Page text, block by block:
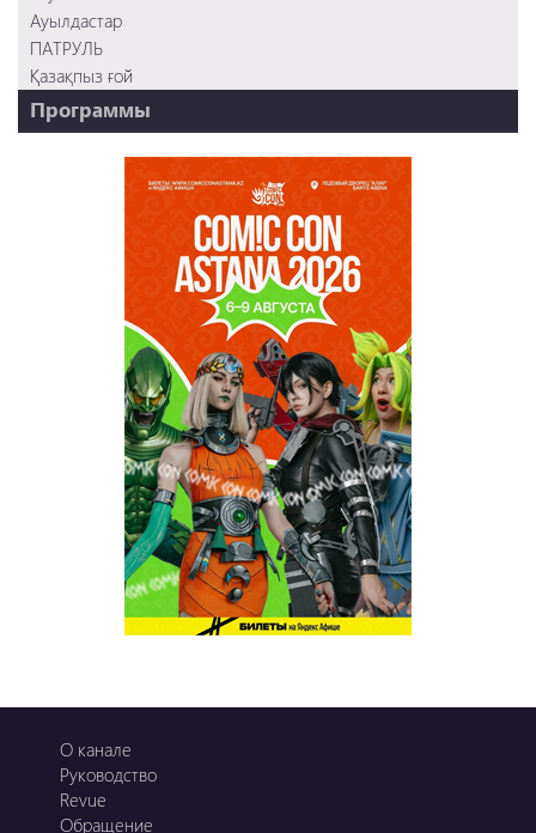
Ауылдастар
ПАТРУЛЬ
Қазақпыз ғой
Программы
Ұ-Night show
О канале
Руководство
Revue
Обращение